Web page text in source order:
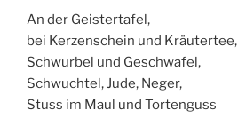
An der Geistertafel,
bei Kerzenschein und Kräutertee,
Schwurbel und Geschwafel,
Schwuchtel, Jude, Neger,
Stuss im Maul und Tortenguss